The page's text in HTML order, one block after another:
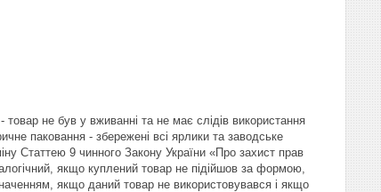
не був у вживанні та не має слідів використання
паковання - збережені всі ярлики та заводське
Статтею 9 чинного Закону України «Про захист прав
якщо куплений товар не підійшов за формою,
якщо даний товар не використовувався і якщо